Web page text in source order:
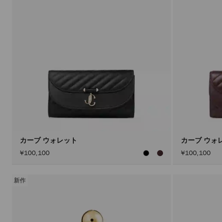
カーブ ウォレット
¥100,100
カーブ ウォ
¥100,100
新作